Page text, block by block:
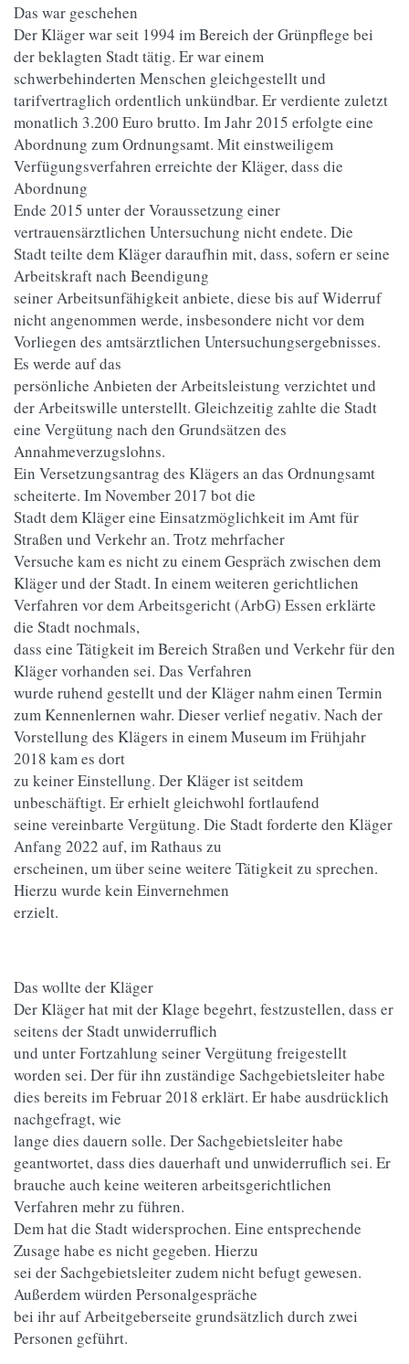
Das war geschehen
Der Kläger war seit 1994 im Bereich der Grünpflege bei
der beklagten Stadt tätig. Er war einem
schwerbehinderten Menschen gleichgestellt und
tarifvertraglich ordentlich unkündbar. Er verdiente zuletzt
monatlich 3.200 Euro brutto. Im Jahr 2015 erfolgte eine
Abordnung zum Ordnungsamt. Mit einstweiligem
Verfügungsverfahren erreichte der Kläger, dass die
Abordnung
Ende 2015 unter der Voraussetzung einer
vertrauensärztlichen Untersuchung nicht endete. Die
Stadt teilte dem Kläger daraufhin mit, dass, sofern er seine
Arbeitskraft nach Beendigung
seiner Arbeitsunfähigkeit anbiete, diese bis auf Widerruf
nicht angenommen werde, insbesondere nicht vor dem
Vorliegen des amtsärztlichen Untersuchungsergebnisses.
Es werde auf das
persönliche Anbieten der Arbeitsleistung verzichtet und
der Arbeitswille unterstellt. Gleichzeitig zahlte die Stadt
eine Vergütung nach den Grundsätzen des
Annahmeverzugslohns.
Ein Versetzungsantrag des Klägers an das Ordnungsamt
scheiterte. Im November 2017 bot die
Stadt dem Kläger eine Einsatzmöglichkeit im Amt für
Straßen und Verkehr an. Trotz mehrfacher
Versuche kam es nicht zu einem Gespräch zwischen dem
Kläger und der Stadt. In einem weiteren gerichtlichen
Verfahren vor dem Arbeitsgericht (ArbG) Essen erklärte
die Stadt nochmals,
dass eine Tätigkeit im Bereich Straßen und Verkehr für den
Kläger vorhanden sei. Das Verfahren
wurde ruhend gestellt und der Kläger nahm einen Termin
zum Kennenlernen wahr. Dieser verlief negativ. Nach der
Vorstellung des Klägers in einem Museum im Frühjahr
2018 kam es dort
zu keiner Einstellung. Der Kläger ist seitdem
unbeschäftigt. Er erhielt gleichwohl fortlaufend
seine vereinbarte Vergütung. Die Stadt forderte den Kläger
Anfang 2022 auf, im Rathaus zu
erscheinen, um über seine weitere Tätigkeit zu sprechen.
Hierzu wurde kein Einvernehmen
erzielt.
Das wollte der Kläger
Der Kläger hat mit der Klage begehrt, festzustellen, dass er
seitens der Stadt unwiderruflich
und unter Fortzahlung seiner Vergütung freigestellt
worden sei. Der für ihn zuständige Sachgebietsleiter habe
dies bereits im Februar 2018 erklärt. Er habe ausdrücklich
nachgefragt, wie
lange dies dauern solle. Der Sachgebietsleiter habe
geantwortet, dass dies dauerhaft und unwiderruflich sei. Er
brauche auch keine weiteren arbeitsgerichtlichen
Verfahren mehr zu führen.
Dem hat die Stadt widersprochen. Eine entsprechende
Zusage habe es nicht gegeben. Hierzu
sei der Sachgebietsleiter zudem nicht befugt gewesen.
Außerdem würden Personalgespräche
bei ihr auf Arbeitgeberseite grundsätzlich durch zwei
Personen geführt.